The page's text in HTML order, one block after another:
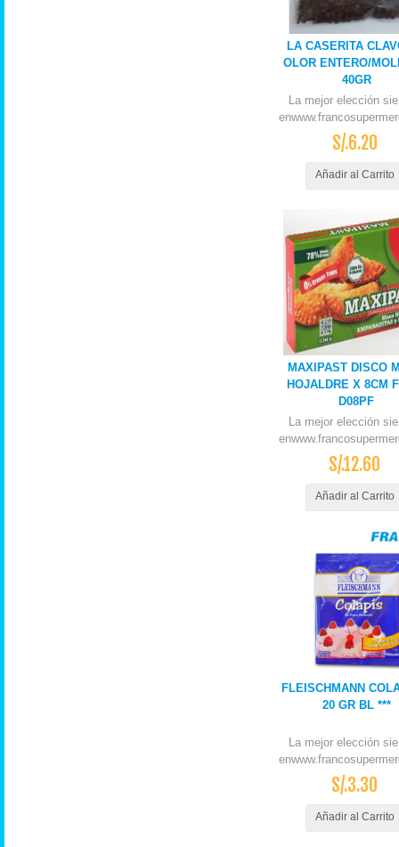
LA CASERITA
OLOR ENTERO/
40GR
La mejor elección
S/.6.20
Añadir al Carrito
MAXIPAST DISCO
HOJALDRE X 8CM
D08PF
La mejor elección
S/.12.60
Añadir al Carrito
FLEISCHMANN
20 GR BL ***
La mejor elección
S/.3.30
Añadir al Carrito